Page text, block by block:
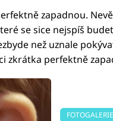
zapadnou.
se sice nejspíš
než uznale
zkrátka perfektně
FOTOGALERIE